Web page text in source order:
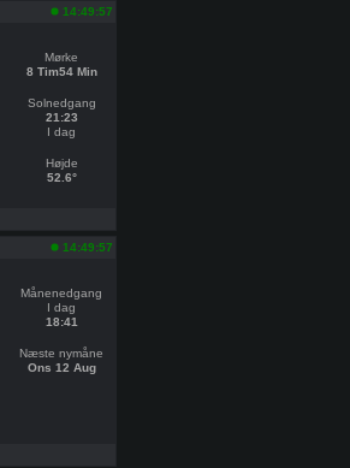
14:49:57
Mørke
8 Tim54 Min
Solnedgang
21:23
I dag
Højde
52.6°
14:49:57
Månenedgang
I dag
18:41
Næste nymåne
Ons 12 Aug